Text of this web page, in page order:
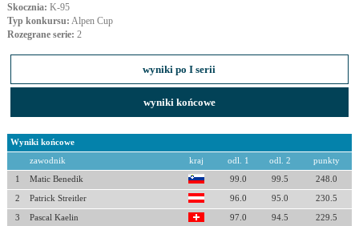
Skocznia: K-95
Typ konkursu: Alpen Cup
Rozegrane serie: 2
wyniki po I serii
wyniki końcowe
Wyniki końcowe
zawodnik kraj odl. 1 odl. 2 punkty
1 Matic Benedik 99.0 99.5 248.0
2 Patrick Streitler 96.0 95.0 230.5
3 Pascal Kaelin 97.0 94.5 229.5